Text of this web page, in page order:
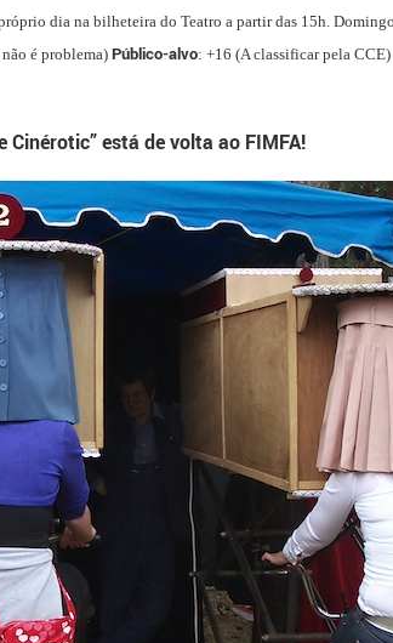
dia na bilheteira do Teatro a partir das 15h.
é problema) Público-alvo: +16 (A classificar pela CCE)
está de volta ao FIMFA!